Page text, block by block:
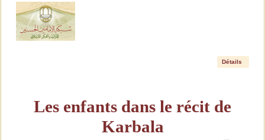
Détails
Les enfants dans le récit de
Karbala